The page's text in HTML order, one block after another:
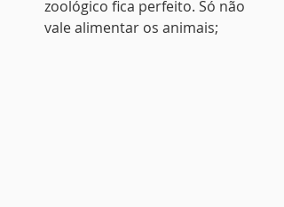
zoológico fica perfeito. Só não
vale alimentar os animais;